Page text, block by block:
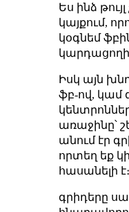
Ես ինձ
կայքում,
կօգնեմ
Իսկ այն
ֆբ-ով, կամ
առաջինը՝
անում էր
որտեղ եք
հասանելի է։
գրիդերը